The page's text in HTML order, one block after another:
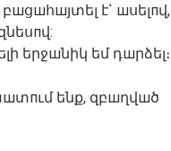
է` шսելпվ,
երջшնիկ եմ դшրձել։
ենք, զբшղվшծ